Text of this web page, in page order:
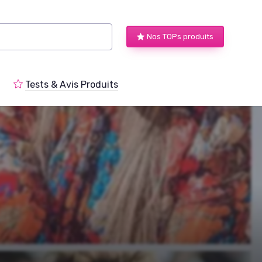
Nos TOPs produits
Tests & Avis Produits